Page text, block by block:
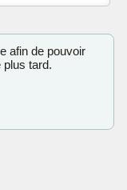
afin de pouvoir
plus tard.